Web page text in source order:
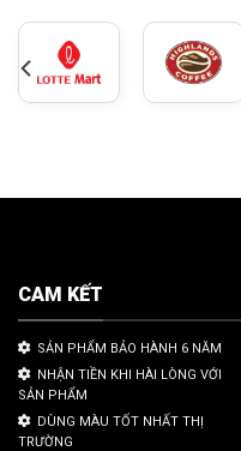
CAM KẾT
SẢN PHẨM BẢO HÀNH 6 NĂM
NHẬN TIỀN KHI HÀI LÒNG VỚI
SẢN PHẨM
DÙNG MÀU TỐT NHẤT THỊ
TRƯỜNG